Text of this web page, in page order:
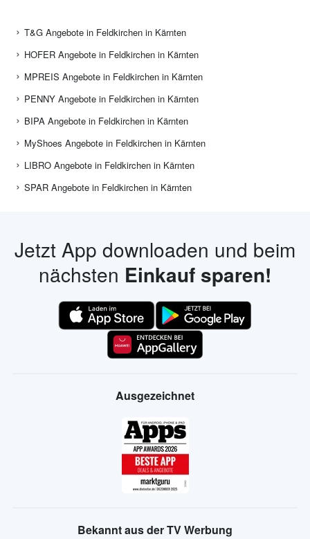
T&G Angebote in Feldkirchen in Kärnten
HOFER Angebote in Feldkirchen in Kärnten
MPREIS Angebote in Feldkirchen in Kärnten
PENNY Angebote in Feldkirchen in Kärnten
BIPA Angebote in Feldkirchen in Kärnten
MyShoes Angebote in Feldkirchen in Kärnten
LIBRO Angebote in Feldkirchen in Kärnten
SPAR Angebote in Feldkirchen in Kärnten
Jetzt App downloaden und beim
nächsten Einkauf sparen!
Ausgezeichnet
Bekannt aus der TV Werbung